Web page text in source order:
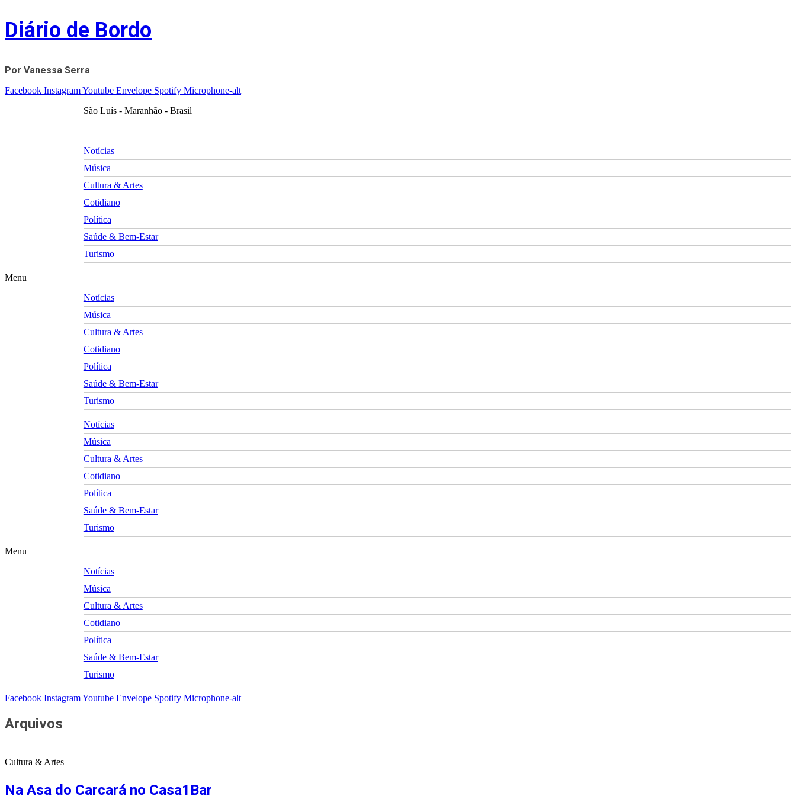
Skip
to
content
Diário de Bordo
Por Vanessa Serra
Facebook InstagramYoutube Envelope Spotify Microphone-alt
São Luís - Maranhão - Brasil
Notícias
Música
Cultura & Artes
Cotidiano
Política
Saúde & Bem-Estar
Turismo
Menu
Notícias
Música
Cultura & Artes
Cotidiano
Política
Saúde & Bem-Estar
Turismo
Notícias
Música
Cultura & Artes
Cotidiano
Política
Saúde & Bem-Estar
Turismo
Menu
Notícias
Música
Cultura & Artes
Cotidiano
Política
Saúde & Bem-Estar
Turismo
Facebook InstagramYoutube Envelope Spotify Microphone-alt
Arquivos
Cultura & Artes
Na Asa do Carcará no Casa1Bar